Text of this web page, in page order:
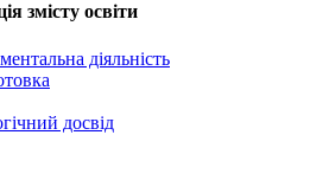
змісту освіти
діяльність
досвід